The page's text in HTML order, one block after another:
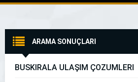
ARAMA SONUÇLARI
BUSKİRALA ULAŞIM ÇÖZÜMLERİ